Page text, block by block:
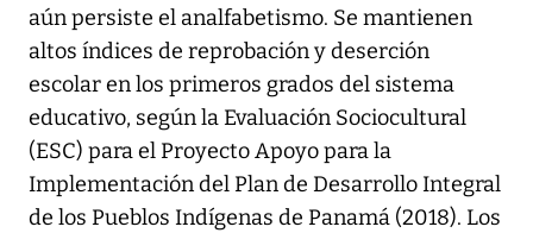
aún persiste el analfabetismo. Se mantienen
altos índices de reprobación y deserción
escolar en los primeros grados del sistema
educativo, según la Evaluación Sociocultural
(ESC) para el Proyecto Apoyo para la
Implementación del Plan de Desarrollo Integral
de los Pueblos Indígenas de Panamá (2018). Los